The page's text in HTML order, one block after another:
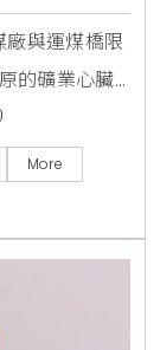
與運煤橋限
的礦業心臟
全家出遊的
More